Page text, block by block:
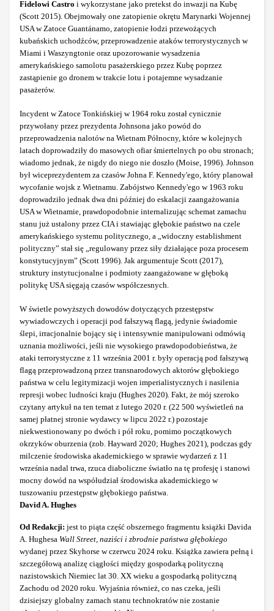
Fidelowi Castro i wykorzystane jako pretekst do inwazji na Kubę
(Scott 2015). Obejmowały one zatopienie okrętu Marynarki Wojennej
USA w Zatoce Guantánamo, zatopienie łodzi przewożących
kubańskich uchodźców, przeprowadzenie ataków terrorystycznych w
Miami i Waszyngtonie oraz upozorowanie wysadzenia
amerykańskiego samolotu pasażerskiego przez Kubę poprzez
zastąpienie go dronem w trakcie lotu i potajemne wysadzanie
pasażerów.
Incydent w Zatoce Tonkińskiej w 1964 roku został cynicznie
przywołany przez prezydenta Johnsona jako powód do
przeprowadzenia nalotów na Wietnam Północny, które w kolejnych
latach doprowadziły do masowych ofiar śmiertelnych po obu stronach;
wiadomo jednak, że nigdy do niego nie doszło (Moise, 1996). Johnson
był wiceprezydentem za czasów Johna F. Kennedy'ego, który planował
wycofanie wojsk z Wietnamu. Zabójstwo Kennedy'ego w 1963 roku
doprowadziło jednak dwa dni później do eskalacji zaangażowania
USA w Wietnamie, prawdopodobnie internalizując schemat zamachu
stanu już ustalony przez CIA i stawiając głębokie państwo na czele
amerykańskiego systemu politycznego, a „widoczny establishment
polityczny” stał się „regulowany przez siły działające poza procesem
konstytucyjnym” (Scott 1996). Jak argumentuje Scott (2017),
struktury instytucjonalne i podmioty zaangażowane w głęboką
politykę USA sięgają czasów współczesnych.
W świetle powyższych dowodów dotyczących przestępstw
wywiadowczych i operacji pod fałszywą flagą, jedynie świadomie
ślepi, irracjonalnie bojący się i intensywnie manipulowani odmówią
uznania możliwości, jeśli nie wysokiego prawdopodobieństwa, że
ataki terrorystyczne z 11 września 2001 r. były operacją pod fałszywą
flagą przeprowadzoną przez transnarodowych aktorów głębokiego
państwa w celu legitymizacji wojen imperialistycznych i nasilenia
represji wobec ludności kraju (Hughes 2020). Fakt, że mój szeroko
czytany artykuł na ten temat z lutego 2020 r. (22 500 wyświetleń na
samej płatnej stronie wydawcy w lipcu 2022 r.) pozostaje
niekwestionowany po dwóch i pół roku, pomimo początkowych
okrzyków oburzenia (zob. Hayward 2020; Hughes 2021), podczas gdy
milczenie środowiska akademickiego w sprawie wydarzeń z 11
września nadal trwa, rzuca diaboliczne światło na tę profesję i stanowi
mocny dowód na współudział środowiska akademickiego w
tuszowaniu przestępstw głębokiego państwa.
David A. Hughes
Od Redakcji: jest to piąta część obszernego fragmentu książki Davida
A. Hughesa Wall Street, naziści i zbrodnie państwa głębokiego
wydanej przez Skyhorse w czerwcu 2024 roku. Książka zawiera pełną i
szczegółową analizę ciągłości między gospodarką polityczną
nazistowskich Niemiec lat 30. XX wieku a gospodarką polityczną
Zachodu od 2020 roku. Wyjaśnia również, co nas czeka, jeśli
dzisiejszy globalny zamach stanu technokratów nie zostanie